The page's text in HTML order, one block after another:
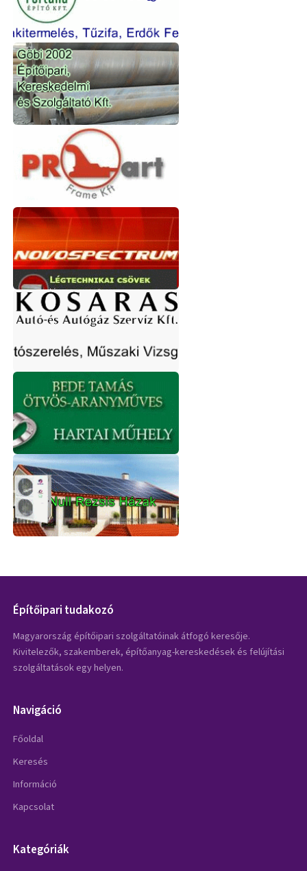
Építőipari tudakozó
Magyarország építőipari szolgáltatóinak átfogó keresője.
Kivitelezők, szakemberek, építőanyag-kereskedések és felújítási
szolgáltatások egy helyen.
Navigáció
Főoldal
Keresés
Információ
Kapcsolat
Kategóriák